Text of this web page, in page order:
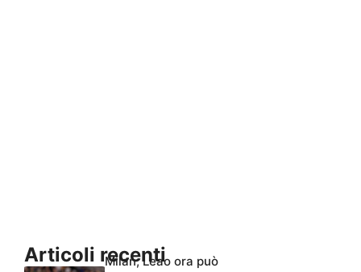
Articoli recenti
Milan, Leao ora può